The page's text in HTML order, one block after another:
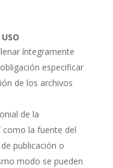
íntegramente
especificar
de los archivos
de la
como la fuente del
publicación o
modo se pueden